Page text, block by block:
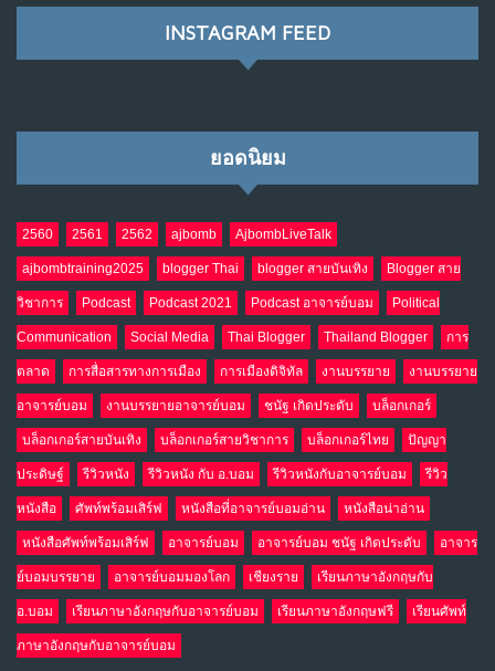
INSTAGRAM FEED
ยอดนิยม
2560 2561 2562 ajbomb AjbombLiveTalk
ajbombtraining2025 blogger Thai blogger สายบันเทิง Blogger สาย
วิชาการ Podcast Podcast 2021 Podcast อาจารย์บอม Political
Communication Social Media Thai Blogger Thailand Blogger การ
ตลาด การสื่อสารทางการเมือง การเมืองดิจิทัล งานบรรยาย งานบรรยาย
อาจารย์บอม งานบรรยายอาจารย์บอม ชนัฐ เกิดประดับ บล็อกเกอร์
บล็อกเกอร์สายบันเทิง บล็อกเกอร์สายวิชาการ บล็อกเกอร์ไทย ปัญญา
ประดิษฐ์ รีวิวหนัง รีวิวหนัง กับ อ.บอม รีวิวหนังกับอาจารย์บอม รีวิว
หนังสือ ศัพท์พร้อมเสิร์ฟ หนังสือที่อาจารย์บอมอ่าน หนังสือน่าอ่าน
หนังสือศัพท์พร้อมเสิร์ฟ อาจารย์บอม อาจารย์บอม ชนัฐ เกิดประดับ อาจาร
ย์บอมบรรยาย อาจารย์บอมมองโลก เชียงราย เรียนภาษาอังกฤษกับ
อ.บอม เรียนภาษาอังกฤษกับอาจารย์บอม เรียนภาษาอังกฤษฟรี เรียนศัพท์
ภาษาอังกฤษกับอาจารย์บอม